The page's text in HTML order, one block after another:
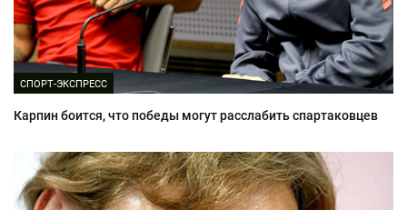
СПОРТ-ЭКСПРЕСС
Карпин боится, что победы могут расслабить спартаковцев